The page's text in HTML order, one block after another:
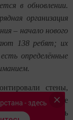
в обновлении.
организация
– начало нового
138 ребят; их
определённые
стены,
Заменили старые
очередь
- здесь